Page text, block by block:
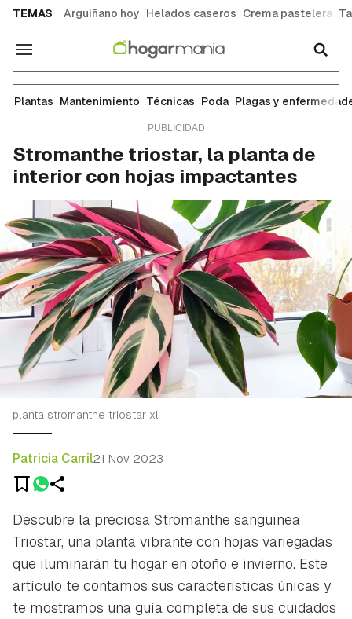
TEMAS Arguiñano hoy Helados caseros Crema pastelera
Navegación
Plantas
Plantas Mantenimiento Técnicas Poda Plagas y
Stromanthe triostar, la planta de
interior con hojas impactantes
planta stromanthe triostar xl
Patricia Carril21 Nov 2023
Descubre la preciosa Stromanthe sanguinea
Triostar, una planta vibrante con hojas variegadas
que iluminarán tu hogar en otoño e invierno. Este
artículo te contamos sus características únicas y
te mostramos una guía completa de sus cuidados